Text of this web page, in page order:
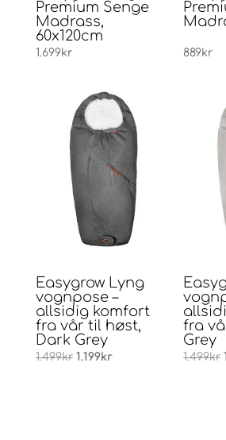
Premium Senge
Madrass,
60x120cm
1.699kr 889kr
Easygrow Lyng
vognpose –
allsidig komfort
fra vår til høst,
Dark Grey
1.499kr Opprinnelig
1.199krNåværende
fra
Grey
1.499kr